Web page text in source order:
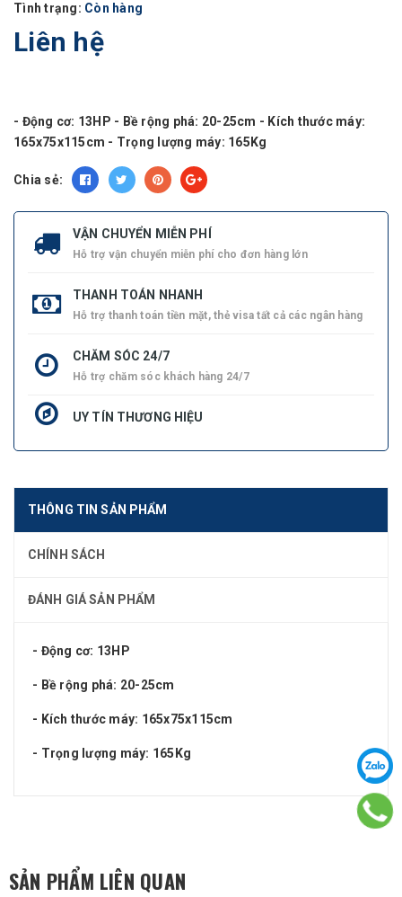
Tình trạng: Còn hàng
Liên hệ
- Động cơ: 13HP - Bề rộng phá: 20-25cm - Kích thước máy:
165x75x115cm - Trọng lượng máy: 165Kg
Chia sẻ:
VẬN CHUYỂN MIỄN PHÍ
Hỗ trợ vận chuyển miễn phí cho đơn hàng lớn
THANH TOÁN NHANH
Hỗ trợ thanh toán tiền mặt, thẻ visa tất cả các ngân hàng
CHĂM SÓC 24/7
Hỗ trợ chăm sóc khách hàng 24/7
UY TÍN THƯƠNG HIỆU
THÔNG TIN SẢN PHẨM
CHÍNH SÁCH
ĐÁNH GIÁ SẢN PHẨM
- Động cơ: 13HP
- Bề rộng phá: 20-25cm
- Kích thước máy: 165x75x115cm
- Trọng lượng máy: 165Kg
SẢN PHẨM LIÊN QUAN